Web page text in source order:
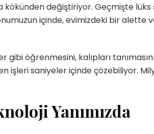
kökünden değiştiriyor. Geçmişte
içinde, evimizdeki bir alette
öğrenmesini, kalıpları
işleri saniyeler içinde çözebiliyor.
Yanımızda